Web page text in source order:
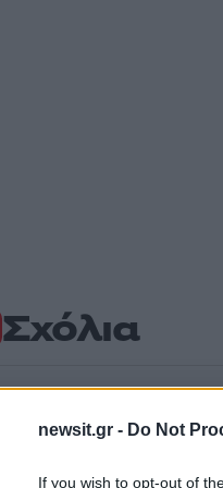
newsit.gr - Do Not
If you wish to opt-out of
Σχόλια